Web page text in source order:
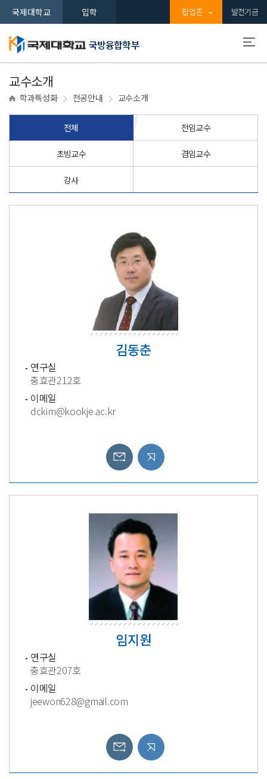
국제대학교 입학 팝업존 발전기금
국방융합학부
학과특성화 전공안내 교수소개
교수소개
전체 전임교수
초빙교수 겸임교수
강사
김동춘
연구실
충효관212호
이메일
dckim@kookje.ac.kr
임지원
연구실
충효관207호
이메일
jeewon628@gmail.com